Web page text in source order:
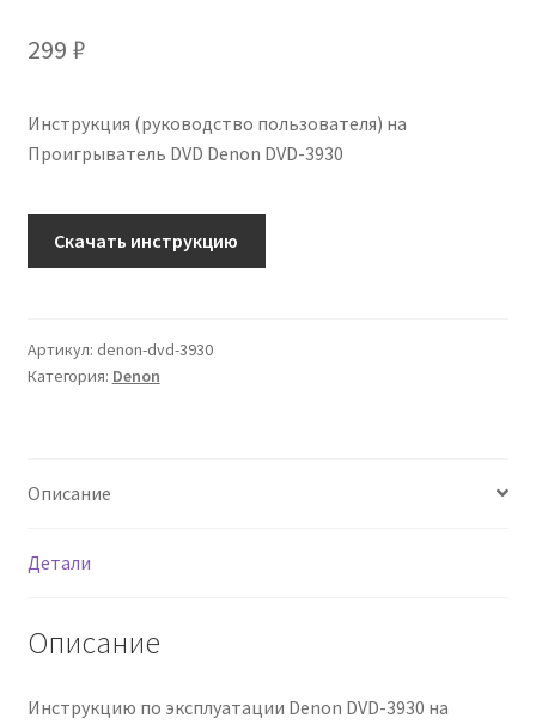
299 ₽
Инструкция (руководство пользователя) на
Проигрыватель DVD Denon DVD-3930
Denon
DVD-
языке
Скачать инструкцию
Артикул: denon-dvd-3930
Категория: Denon
Описание
Детали
Описание
Инструкцию по эксплуатации Denon DVD-3930 на